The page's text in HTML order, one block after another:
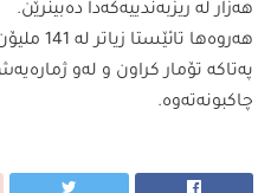
هەزار لە ریزبەندییەكەدا دەبینرێن.
هەروەها
چاكبونەتەوە.